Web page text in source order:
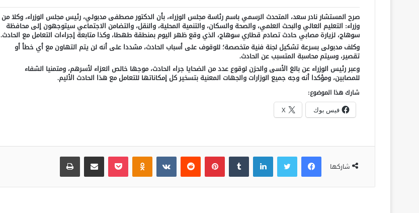
صرح المستشار نادر سعد، المتحدث الرسمي باسم رئاسة مجلس الوزراء، بأن الدكتور مصطفى مدبولي، رئيس مجلس الوزراء، وكلا من
وزراء: التعليم العالي والبحث العلمي، والصحة والسكان، والتنمية المحلية، والنقل، والتضامن الاجتماعي سيتوجهون إلى محافظة
سوهاج، لزيارة مصابي حادث تصادم قطاري سوهاج، الذي وقع ظهر اليوم بمنطقة طهطا، وكذا متابعة إجراءات التعامل مع الحادث.
وكلف مدبولى بسرعة تشكيل لجنة فنية متخصصة؛ للوقوف على أسباب الحادث، مشددا على أنه لن يتم التهاون مع أي خطأ أو
تقصير، وسيتم محاسبة المتسبب عن الحادث.
وعبر رئيس الوزراء عن بالغ الأسى والحزن لوقوع عدد من الضحايا جراء الحادث، موجها خالص العزاء لأسرهم، ومتمنيا الشفاء
للمصابين، ومؤكدا أنه وجه جميع الوزارات والجهات المعنية بتسخير كل إمكاناتها للتعامل مع هذا الحادث الأليم.
شارك هذا الموضوع:
فيس بوك X
شاركها
فيسبوك لينكدإن بينتيريست بوكيت